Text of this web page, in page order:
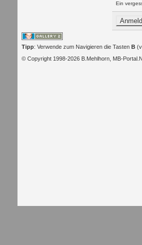
Ein
Tipp: Verwende zum Navigieren die Tasten B
© Copyright 1998-2026 B.Mehlhorn, MB-